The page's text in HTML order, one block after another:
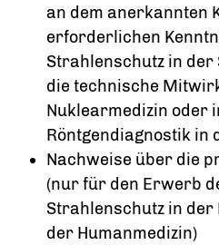
an dem anerkannten
erforderlichen
Strahlenschutz in
die technische
Nuklearmedizin oder
Röntgendiagnostik in
Nachweise über die
(nur für den Erwerb
Strahlenschutz in der
der Humanmedizin)